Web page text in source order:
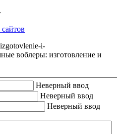
i-
воблеры: изготовление и
Неверный ввод
Неверный ввод
Неверный ввод